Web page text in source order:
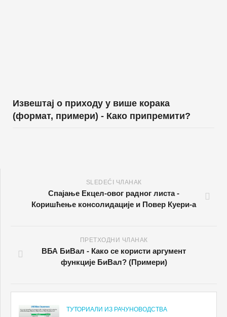
Извештај о приходу у више корака
(формат, примери) - Како припремити?
SLEDEĆI ЧЛАНАК
Спајање Екцел-овог радног листа -
Коришћење консолидације и Повер Куери-а
ПРЕТХОДНИ ЧЛАНАК
ВБА БиВал - Како се користи аргумент
функције БиВал? (Примери)
ТУТОРИАЛИ ИЗ РАЧУНОВОДСТВА